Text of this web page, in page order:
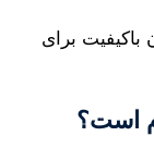
باکیفیت برای
است؟